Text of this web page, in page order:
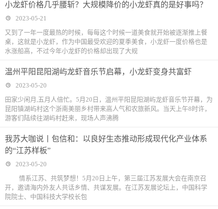
小龙虾价格几乎腰斩？大规模降价的小龙虾真的是好事吗？
2023-05-21
又到了一年一度最热的时候，每每这个时候一道美食就开始被逐渐推上餐
桌，这就是小龙虾，作为中国最受欢迎的夏季美食，小龙虾一度价格也是
水涨船高，不过今年小龙虾的价格却出现了大规
温州平阳昆阳湖屿龙虾音乐节启幕，小龙虾变身共富虾
2023-05-20
田家少闲月,五月人倍忙。5月20日，温州平阳昆阳湖屿龙虾音乐节开幕，为
昆阳镇湖屿村这个浙南美丽乡村带来高人气和农旅新风。当天上午8时许，
游客们陆续往湖屿村赶来，现场人声沸腾
我苏大咖说丨包信和：以良好生态推动形成现代化产业体系
的“江苏样板”
2023-05-20
情系江苏、共筑梦想！5月20日上午，第三届江苏发展大会在南京召
开，邀请海内外友人共话乡情、共谋发展。在江苏发展论坛上，中国科学
院院士、中国科技大学校长包